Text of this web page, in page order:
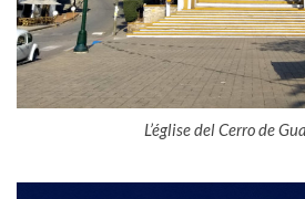
L’église del Cerro de